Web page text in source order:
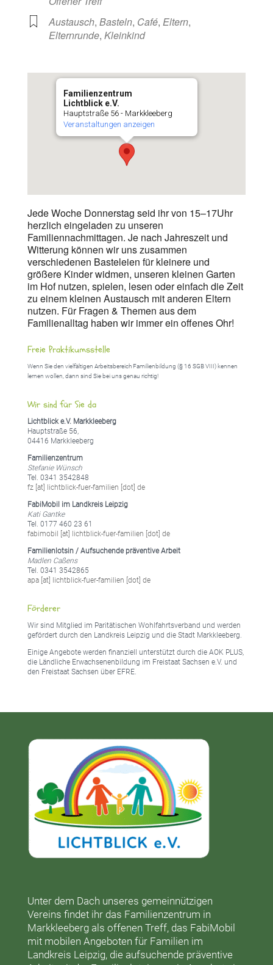
Austausch, Basteln, Café, Eltern,
Elternrunde, Kleinkind
Familienzentrum
Lichtblick e.V.
Hauptstraße 56 - Markkleeberg
Veranstaltungen anzeigen
Jede Woche Donnerstag seid ihr von 15–17Uhr
herzlich eingeladen zu unseren
Familiennachmittagen. Je nach Jahreszeit und
Witterung können wir uns zusammen
verschiedenen Basteleien für kleinere und
größere Kinder widmen, unseren kleinen Garten
im Hof nutzen, spielen, lesen oder einfach die Zeit
zu einem kleinen Austausch mit anderen Eltern
nutzen. Für Fragen & Themen aus dem
Familienalltag haben wir immer ein offenes Ohr!
Freie Praktikumsstelle
Wenn Sie den vielfältigen Arbeitsbereich Familienbildung (§ 16 SGB VIII) kennen
lernen wollen, dann sind Sie bei uns genau richtig!
Wir sind für Sie da
Lichtblick e.V. Markkleeberg
Hauptstraße 56,
04416 Markkleeberg
Familienzentrum
Stefanie Wünsch
Tel. 0341 3542848
fz [at] lichtblick-fuer-familien [dot] de
FabiMobil im Landkreis Leipzig
Kati Gantke
Tel. 0177 460 23 61
fabimobil [at] lichtblick-fuer-familien [dot] de
Familienlotsin / Aufsuchende präventive Arbeit
Madlen Caßens
Tel. 0341 3542865
apa [at] lichtblick-fuer-familien [dot] de
Förderer
Wir sind Mitglied im Paritätischen Wohlfahrtsverband und werden
gefördert durch den Landkreis Leipzig und die Stadt Markkleeberg.
Einige Angebote werden finanziell unterstützt durch die AOK PLUS,
die Ländliche Erwachsenenbildung im Freistaat Sachsen e.V. und
den Freistaat Sachsen über EFRE.
Unter dem Dach unseres gemeinnützigen
Vereins findet ihr das Familienzentrum in
Markkleebergals offenen Treff, das FabiMobil
mit mobilen Angeboten für Familien im
Landkreis Leipzig, die aufsuchende präventive